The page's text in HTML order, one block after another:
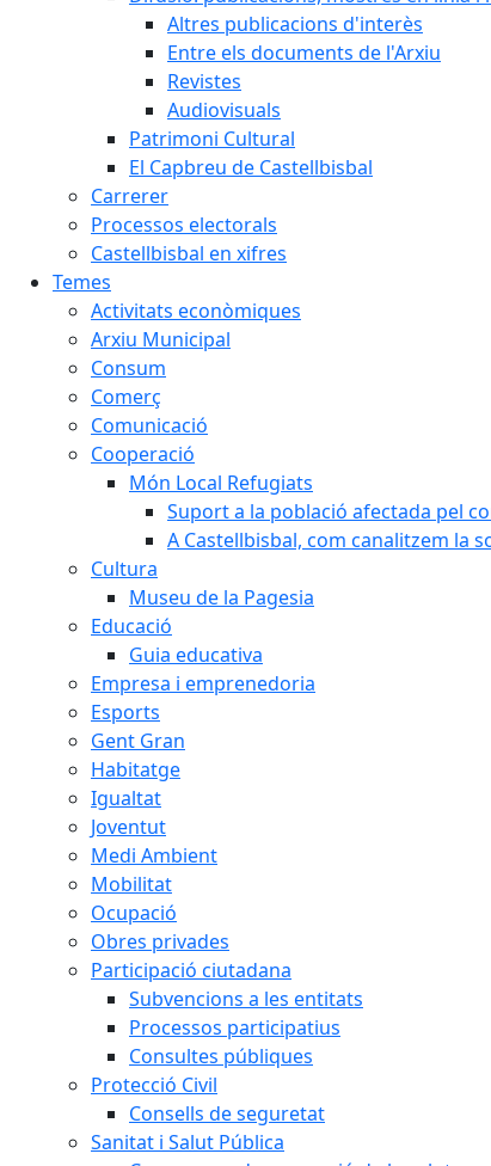
Altres publicacions d'interès
Entre els documents de l'Arxiu
Revistes
Audiovisuals
Patrimoni Cultural
El Capbreu de Castellbisbal
Carrerer
Processos electorals
Castellbisbal en xifres
Temes
Activitats econòmiques
Arxiu Municipal
Consum
Comerç
Comunicació
Cooperació
Món Local Refugiats
Suport a la població afectada pel
A Castellbisbal, com canalitzem la
Cultura
Museu de la Pagesia
Educació
Guia educativa
Empresa i emprenedoria
Esports
Gent Gran
Habitatge
Igualtat
Joventut
Medi Ambient
Mobilitat
Ocupació
Obres privades
Participació ciutadana
Subvencions a les entitats
Processos participatius
Consultes públiques
Protecció Civil
Consells de seguretat
Sanitat i Salut Pública